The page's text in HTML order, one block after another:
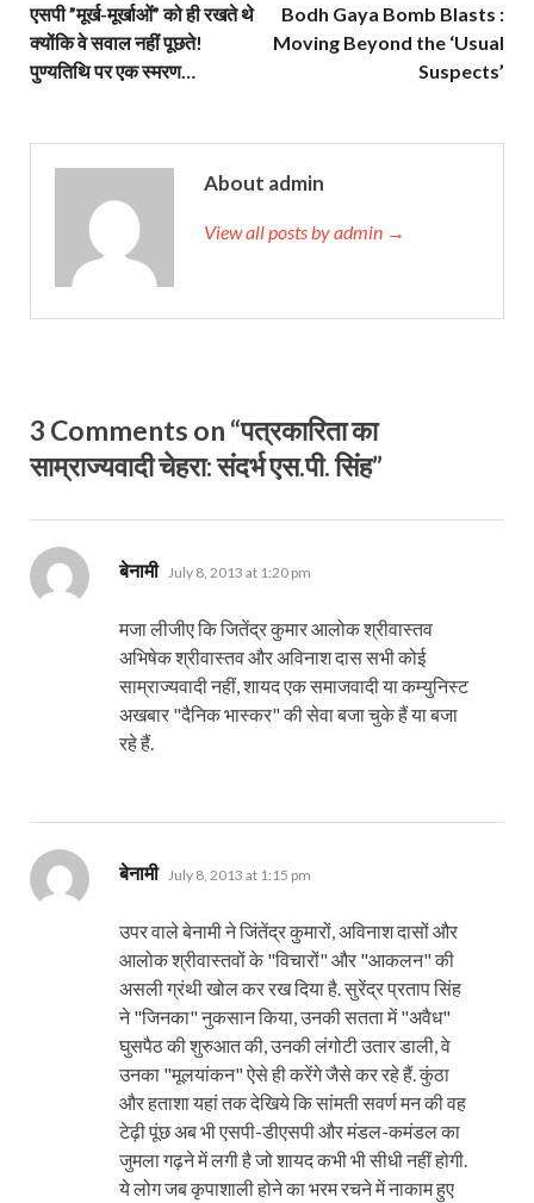
एसपी ”मूर्ख-मूर्खाओं” को ही रखते थे
क्योंकि वे सवाल नहीं पूछते!
पुण्यतिथि पर एक स्मरण…
Bodh Gaya Bomb Blasts :
Moving Beyond the ‘Usual
Suspects’
About admin
View all posts by admin →
3 Comments on “पत्रकारिता का
साम्राज्यवादी चेहरा: संदर्भ एस.पी. सिंह”
बेनामी says:
July 8, 2013 at 1:20 pm
मजा लीजीए कि जितेंद्र कुमार आलोक श्रीवास्तव
अभिषेक श्रीवास्तव और अविनाश दास सभी कोई
साम्राज्यवादी नहीं, शायद एक समाजवादी या कम्युनिस्ट
अखबार "दैनिक भास्कर" की सेवा बजा चुके हैं या बजा
रहे हैं.
बेनामी says:
July 8, 2013 at 1:15 pm
उपर वाले बेनामी ने जिंतेंद्र कुमारों, अविनाश दासों और
आलोक श्रीवास्तवों के "विचारों" और "आकलन" की
असली ग्रंथी खोल कर रख दिया है. सुरेंद्र प्रताप सिंह
ने "जिनका" नुकसान किया, उनकी सतता में "अवैध"
घुसपैठ की शुरुआत की, उनकी लंगोटी उतार डाली, वे
उनका "मूलयांकन" ऐसे ही करेंगे जैसे कर रहे हैं. कुंठा
और हताशा यहां तक देखिये कि सांमती सवर्ण मन की वह
टेढ़ी पूंछ अब भी एसपी-डीएसपी और मंडल-कमंडल का
जुमला गढ़ने में लगी है जो शायद कभी भी सीधी नहीं होगी.
ये लोग जब कृपाशाली होने का भरम रचने में नाकाम हुए